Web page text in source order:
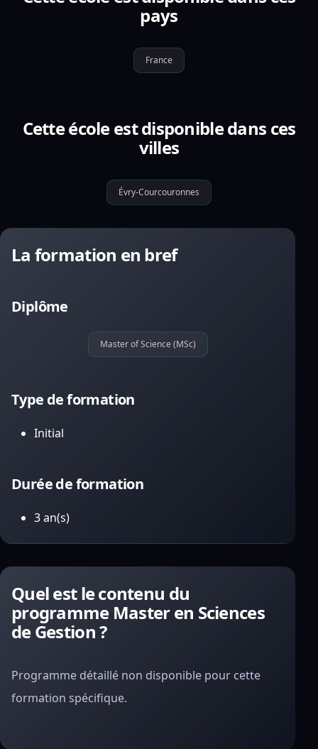
pays
France
Cette école est disponible dans ces
villes
Évry-Courcouronnes
La formation en bref
Diplôme
Master of Science (MSc)
Type de formation
Initial
Durée de formation
3 an(s)
Quel est le contenu du
programme Master en Sciences
de Gestion ?
Programme détaillé non disponible pour cette
formation spécifique.